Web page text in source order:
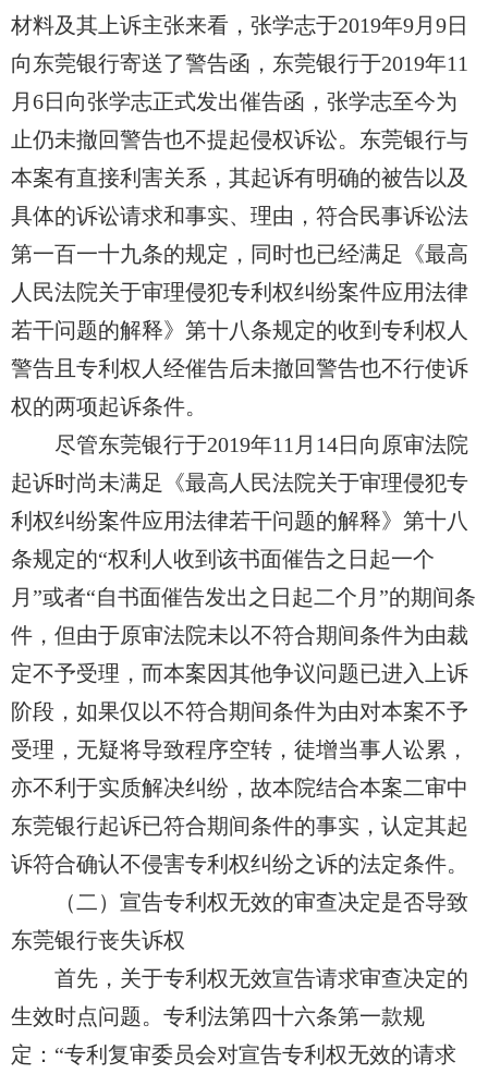
材料及其上诉主张来看，张学志于2019年9月9日
向东莞银行寄送了警告函，东莞银行于2019年11
月6日向张学志正式发出催告函，张学志至今为
止仍未撤回警告也不提起侵权诉讼。东莞银行与
本案有直接利害关系，其起诉有明确的被告以及
具体的诉讼请求和事实、理由，符合民事诉讼法
第一百一十九条的规定，同时也已经满足《最高
人民法院关于审理侵犯专利权纠纷案件应用法律
若干问题的解释》第十八条规定的收到专利权人
警告且专利权人经催告后未撤回警告也不行使诉
权的两项起诉条件。
尽管东莞银行于2019年11月14日向原审法院
起诉时尚未满足《最高人民法院关于审理侵犯专
利权纠纷案件应用法律若干问题的解释》第十八
条规定的“权利人收到该书面催告之日起一个
月”或者“自书面催告发出之日起二个月”的期间条
件，但由于原审法院未以不符合期间条件为由裁
定不予受理，而本案因其他争议问题已进入上诉
阶段，如果仅以不符合期间条件为由对本案不予
受理，无疑将导致程序空转，徒增当事人讼累，
亦不利于实质解决纠纷，故本院结合本案二审中
东莞银行起诉已符合期间条件的事实，认定其起
诉符合确认不侵害专利权纠纷之诉的法定条件。
（二）宣告专利权无效的审查决定是否导致
东莞银行丧失诉权
首先，关于专利权无效宣告请求审查决定的
生效时点问题。专利法第四十六条第一款规
定：“专利复审委员会对宣告专利权无效的请求